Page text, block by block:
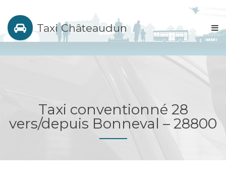
Taxi Châteaudun
Taxi conventionné 28
vers/depuis Bonneval – 28800